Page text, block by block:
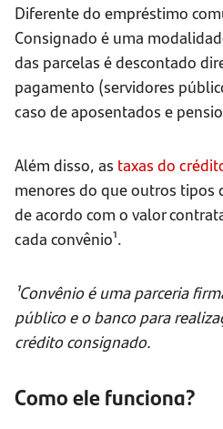
Diferente do empréstimo
Consignado é uma
das parcelas é descontado
pagamento (servidores
caso de aposentados e
Além disso, as taxas do
menores do que outros tipos
de acordo com o valor
cada convênio¹.
¹Convênio é uma parceria
público e o banco para
crédito consignado.
Como ele funciona?